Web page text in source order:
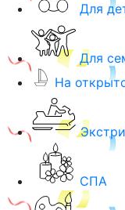
Для
Для
На
СПА